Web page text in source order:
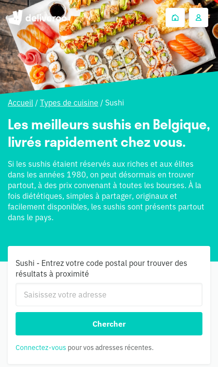
Accueil / Types de cuisine / Sushi
Les meilleurs sushis en Belgique,
livrés rapidement chez vous.
Si les sushis étaient réservés aux riches et aux élites
dans les années 1980, on peut désormais en trouver
partout, à des prix convenant à toutes les bourses. À la
fois diététiques, simples à partager, originaux et
facilement disponibles, les sushis sont présents partout
dans le pays.
Sushi - Entrez votre code postal pour trouver des
résultats à proximité
Chercher
Connectez-vous pour vos adresses récentes.